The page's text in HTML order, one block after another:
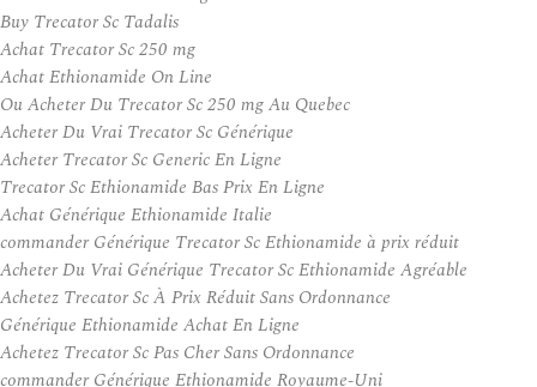
Buy Trecator Sc Tadalis
Achat Trecator Sc 250 mg
Achat Ethionamide On Line
Ou Acheter Du Trecator Sc 250 mg Au Quebec
Acheter Du Vrai Trecator Sc Générique
Acheter Trecator Sc Generic En Ligne
Trecator Sc Ethionamide Bas Prix En Ligne
Achat Générique Ethionamide Italie
commander Générique Trecator Sc Ethionamide à prix réduit
Acheter Du Vrai Générique Trecator Sc Ethionamide Agréable
Achetez Trecator Sc À Prix Réduit Sans Ordonnance
Générique Ethionamide Achat En Ligne
Achetez Trecator Sc Pas Cher Sans Ordonnance
commander Générique Ethionamide Royaume-Uni